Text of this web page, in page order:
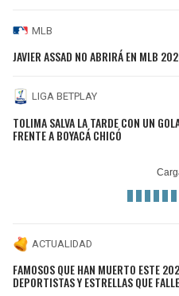
MLB
JAVIER ASSAD NO ABRIRÁ EN MLB
LIGA BETPLAY
TOLIMA SALVA LA TARDE CON UN
FRENTE A BOYACÁ CHICÓ
ACTUALIDAD
FAMOSOS QUE HAN MUERTO ESTE
DEPORTISTAS Y ESTRELLAS QUE